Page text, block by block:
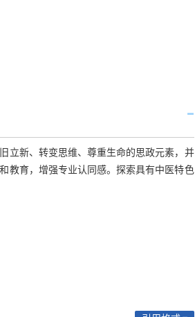
立新、转变思维、尊重生命的思政元素，并
教育，增强专业认同感。探索具有中医特色